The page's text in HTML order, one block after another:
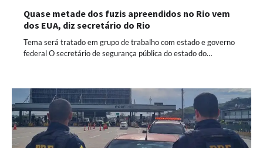
Quase metade dos fuzis apreendidos no Rio vem
dos EUA, diz secretário do Rio
Tema será tratado em grupo de trabalho com estado e governo
federal O secretário de segurança pública do estado do…